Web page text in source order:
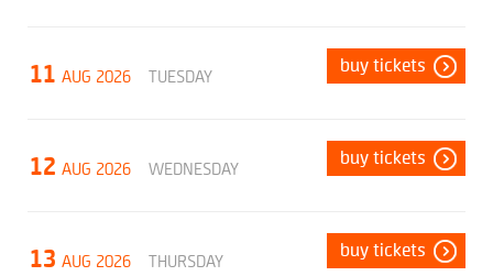
11 AUG 2026 TUESDAY
buy tickets
12 AUG 2026 WEDNESDAY
buy tickets
13 AUG 2026 THURSDAY
buy tickets